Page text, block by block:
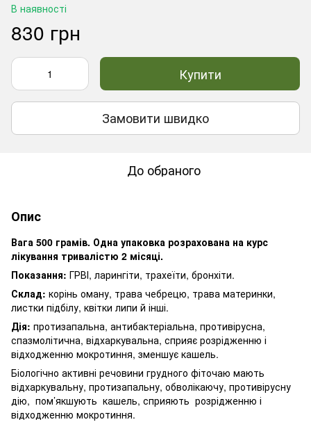
В наявності
830 грн
Купити
Замовити швидко
До обраного
Опис
Вага 500 грамів. Одна упаковка розрахована на курс
лікування тривалістю 2 місяці.
Показання: ГРВІ, ларингіти, трахеїти, бронхіти.
Склад: корінь оману, трава чебрецю, трава материнки,
листки підбілу, квітки липи й інші.
Дія: протизапальна, антибактеріальна, противірусна,
спазмолітична, відхаркувальна, сприяє розрідженню і
відходженню мокротиння, зменшує кашель.
Біологічно активні речовини грудного фіточаю мають
відхаркувальну, протизапальну, обволікаючу, противірусну
дію, пом’якшують кашель, сприяють розрідженню і
відходженню мокротиння.